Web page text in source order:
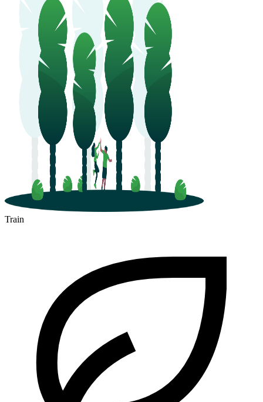
Train